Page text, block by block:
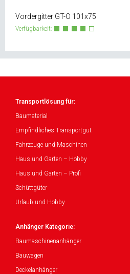
Vordergitter GT-O 101x75
Verfügbarkeit:
Transportlösung für:
Baumaterial
Empfindliches Transportgut
Fahrzeuge und Maschinen
Haus und Garten – Hobby
Haus und Garten – Profi
Schüttgüter
Urlaub und Hobby
Anhänger Kategorie:
Baumaschinenanhänger
Bauwagen
Deckelanhänger